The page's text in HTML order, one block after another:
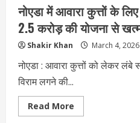
नोएडा में आवारा कुत्तों के
2.5 करोड़ की योजना से खत्म
Shakir Khan March 4, 2026
नोएडा : आवारा कुत्तों को लेकर लंबे
विराम लगने की...
Read More
more